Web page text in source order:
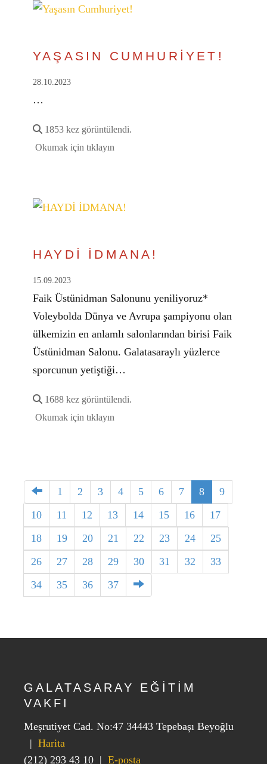
YAŞASIN CUMHURİYET!
28.10.2023
…
1853 kez görüntülendi.
Okumak için tıklayın
HAYDİ İDMANA!
15.09.2023
Faik Üstünidman Salonunu yeniliyoruz*
Voleybolda Dünya ve Avrupa şampiyonu olan
ülkemizin en anlamlı salonlarından birisi Faik
Üstünidman Salonu. Galatasaraylı yüzlerce
sporcunun yetiştiği…
1688 kez görüntülendi.
Okumak için tıklayın
1 2 3 4 5 6 7 8
9
10
11 12 13 14 15 16
17
18
19 20 21 22 23 24
25
26
27 28 29 30 31 32
33
34
35 36 37
GALATASARAY EĞİTİM
VAKFI
Meşrutiyet Cad. No:47 34443 Tepebaşı Beyoğlu
| Harita
(212) 293 43 10 | E-posta